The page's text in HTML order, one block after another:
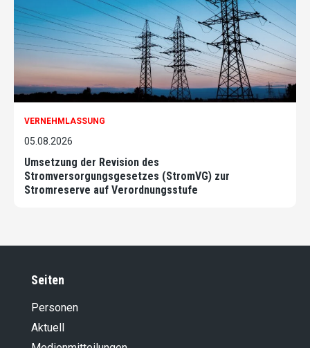
VERNEHMLASSUNG
05.08.2026
Umsetzung der Revision des
Stromversorgungsgesetzes (StromVG) zur
Stromreserve auf Verordnungsstufe
Seiten
Personen
Aktuell